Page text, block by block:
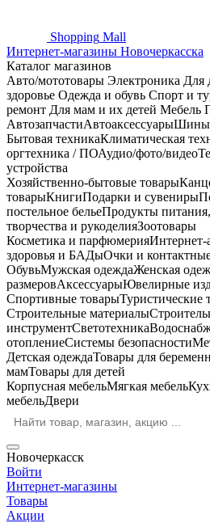
Shopping Mall
Интернет-магазины Новочеркасска
Каталог магазинов
Авто/мототовары Электроника Для
здоровье Одежда и обувь Спорт и
ремонт Для мам и их детей Мебель
АвтозапчастиАвтоаксессуары
Бытовая техникаКлиматическая
оргтехника / ПОАудио/фото/видео
устройства
Хозяйственно-бытовые товары
товарыКнигиПодарки и сувениры
постельное бельеПродукты
творчества и рукоделияЗоотовары
Косметика и парфюмерияИнтернет-
здоровья и БАДыОчки и
ОбувьМужская одеждаЖенская
размеровАксессуарыЮвелирные
Спортивные товарыТуристические
Строительные материалы
инструментСветотехника
отоплениеСистемы безопасности
Детская одеждаТовары для
мамТовары для детей
Корпусная мебельМягкая мебель
мебельДвери
Новочеркасск
Войти
Интернет-магазины
Товары
Акции